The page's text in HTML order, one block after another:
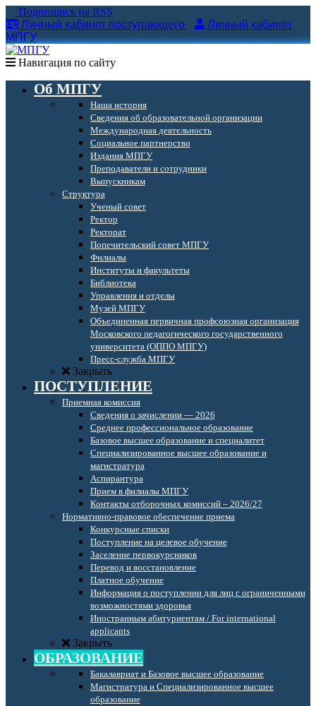
Подпишись на RSS
Личный кабинет поступающего
Личный кабинет
МПГУ
Навигация по сайту
Об МПГУ
Наша история
Сведения об образовательной организации
Международная деятельность
Социальное партнерство
Издания МПГУ
Преподаватели и сотрудники
Выпускникам
Структура
Ученый совет
Ректор
Ректорат
Попечительский совет МПГУ
Филиалы
Институты и факультеты
Библиотека
Управления и отделы
Музей МПГУ
Объединенная первичная профсоюзная организация
Московского педагогического государственного
университета (ОППО МПГУ)
Пресс-служба МПГУ
Закрыть
ПОСТУПЛЕНИЕ
Приемная комиссия
Сведения о зачислении — 2026
Среднее профессиональное образование
Базовое высшее образование и специалитет
Специализированное высшее образование и
магистратура
Аспирантура
Прием в филиалы МПГУ
Контакты отборочных комиссий – 2026/27
Нормативно-правовое обеспечение приема
Конкурсные списки
Поступление на целевое обучение
Заселение первокурсников
Перевод и восстановление
Платное обучение
Информация о поступлении для лиц с ограниченными
возможностями здоровья
Иностранным абитуриентам / For international
applicants
Закрыть
ОБРАЗОВАНИЕ
Бакалавриат и Базовое высшее образование
Магистратура и Специализированное высшее
образование